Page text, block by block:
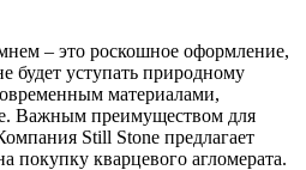
– это роскошное оформление,
будет уступать природному
материалами,
Важным преимуществом для
Still Stone предлагает
покупку кварцевого агломерата.